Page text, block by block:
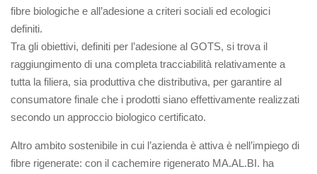
fibre biologiche e all’adesione a criteri sociali ed ecologici
definiti.
Tra gli obiettivi, definiti per l’adesione al GOTS, si trova il
raggiungimento di una completa tracciabilità relativamente a
tutta la filiera, sia produttiva che distributiva, per garantire al
consumatore finale che i prodotti siano effettivamente realizzati
secondo un approccio biologico certificato.
Altro ambito sostenibile in cui l’azienda è attiva è nell’impiego di
fibre rigenerate: con il cachemire rigenerato MA.AL.BI. ha